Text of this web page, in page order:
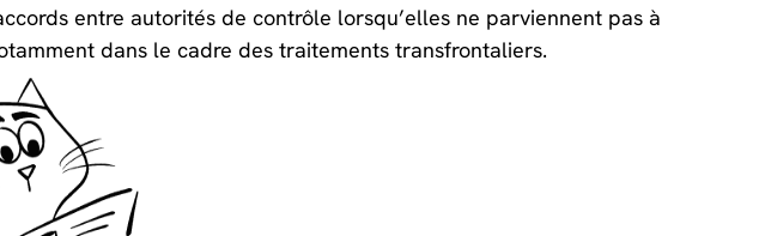
entre autorités de contrôle lorsqu’elles ne parviennent pas à
dans le cadre des traitements transfrontaliers.